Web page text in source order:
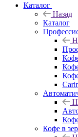
Каталог
Назад
Каталог
Кофе в